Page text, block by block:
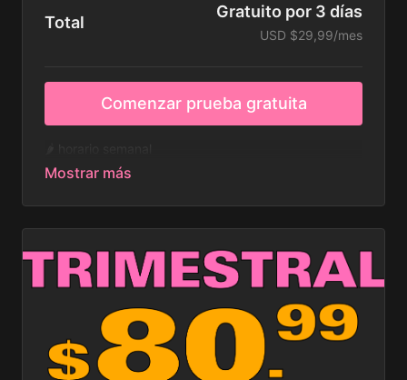
Total
Gratuito por 3 días
USD $29,99/mes
Comenzar prueba gratuita
🌶️ 15 clases en vivo al mes
🌶️ programas especiales
cualquier momento.